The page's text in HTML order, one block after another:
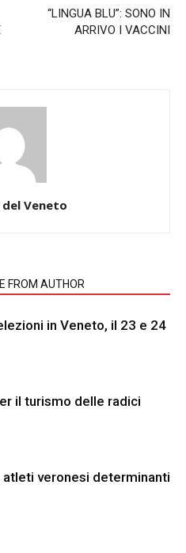
“LINGUA BLU”: SONO IN
ARRIVO I VACCINI
del Veneto
FROM AUTHOR
in Veneto, il 23 e 24
il turismo delle radici
atleti veronesi determinanti